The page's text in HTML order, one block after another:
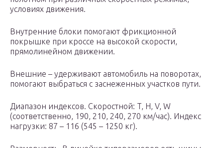
условиях движения.
Внутренние блоки помогают фрикционной
покрышке при кроссе на высокой скорости,
прямолинейном движении.
Внешние – удерживают автомобиль на поворотах,
помогают выбраться с заснеженных участков пути.
Диапазон индексов. Скоростной: T, H, V, W
(соответственно, 190, 210, 240, 270 км/час). Индекс
нагрузки: 87 – 116 (545 – 1250 кг).